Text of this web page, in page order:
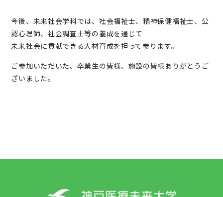
今後、未来社会学科では、社会福祉士、精神保健福祉士、公
認心理師、社会調査士等の養成を通じて
未来社会に貢献できる人材育成を担って参ります。
ご参加いただいた、卒業生の皆様、施設の皆様ありがとうご
ざいました。